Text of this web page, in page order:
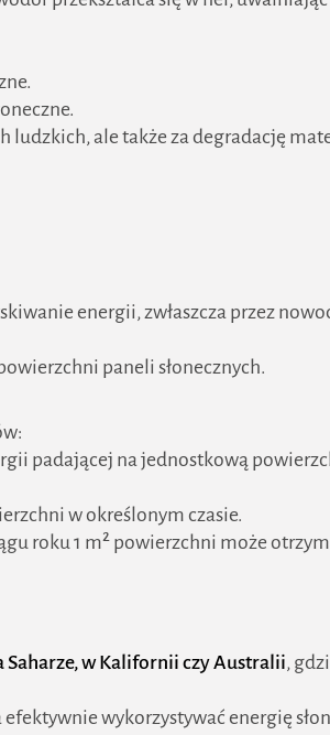
ale także za degradację
energii, zwłaszcza przez
paneli słonecznych.
padającej na jednostkową
w określonym czasie.
roku 1 m² powierzchni może
Saharze, w Kalifornii czy Australii,
wykorzystywać energię